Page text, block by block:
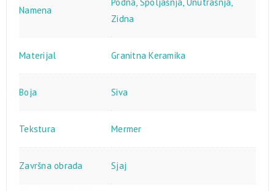
Namena
Zidna
Materijal Granitna Keramika
Boja Siva
Tekstura Mermer
Završna obrada Sjaj